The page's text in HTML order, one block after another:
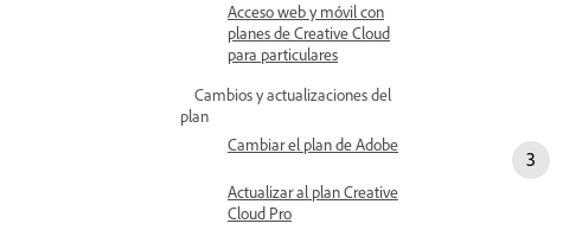
Acceso web y móvil con
planes de Creative Cloud
para particulares
Cambios y actualizaciones del
plan
Cambiar el plan de Adobe
Actualizar al plan Creative
Cloud Pro